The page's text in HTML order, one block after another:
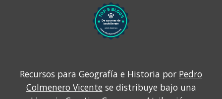
Recursos para Geografía e Historia por Pedro
Colmenero Vicente se distribuye bajo una